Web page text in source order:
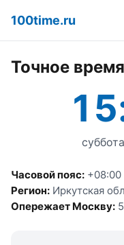
100time.ru
Точное
Часовой пояс: +08:00
Регион: Иркутская
Опережает Москву: